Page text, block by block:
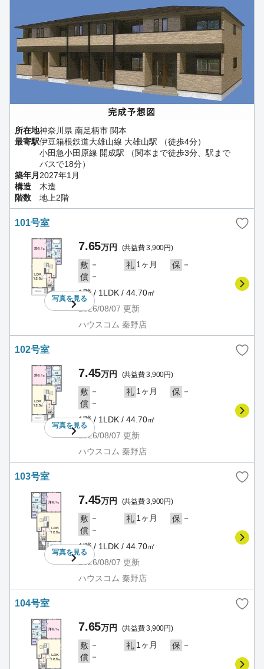
所在地神奈川県 南足柄市 関本
最寄駅伊豆箱根鉄道大雄山線 大雄山駅 （徒歩4分）
小田急小田原線 開成駅 （関本まで徒歩3分、駅まで
バスで18分）
築年月 2027年1月
構造
木造
階数
地上2階
101号室
写真を見る
7.65万円 (共益費 3,900円)
敷 － 礼 1ヶ月 保 －
償 －
1階 / 1LDK / 44.70㎡
2026/08/07 更新
ハウスコム 秦野店
102号室
写真を見る
7.45万円 (共益費 3,900円)
敷 － 礼 1ヶ月 保 －
償 －
1階 / 1LDK / 44.70㎡
2026/08/07 更新
ハウスコム 秦野店
103号室
写真を見る
7.45万円 (共益費 3,900円)
敷 － 礼 1ヶ月 保 －
償 －
1階 / 1LDK / 44.70㎡
2026/08/07 更新
ハウスコム 秦野店
104号室
7.65万円 (共益費 3,900円)
敷 － 礼 1ヶ月 保 －
償 －